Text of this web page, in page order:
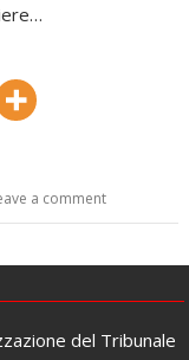
a comment
del Tribunale